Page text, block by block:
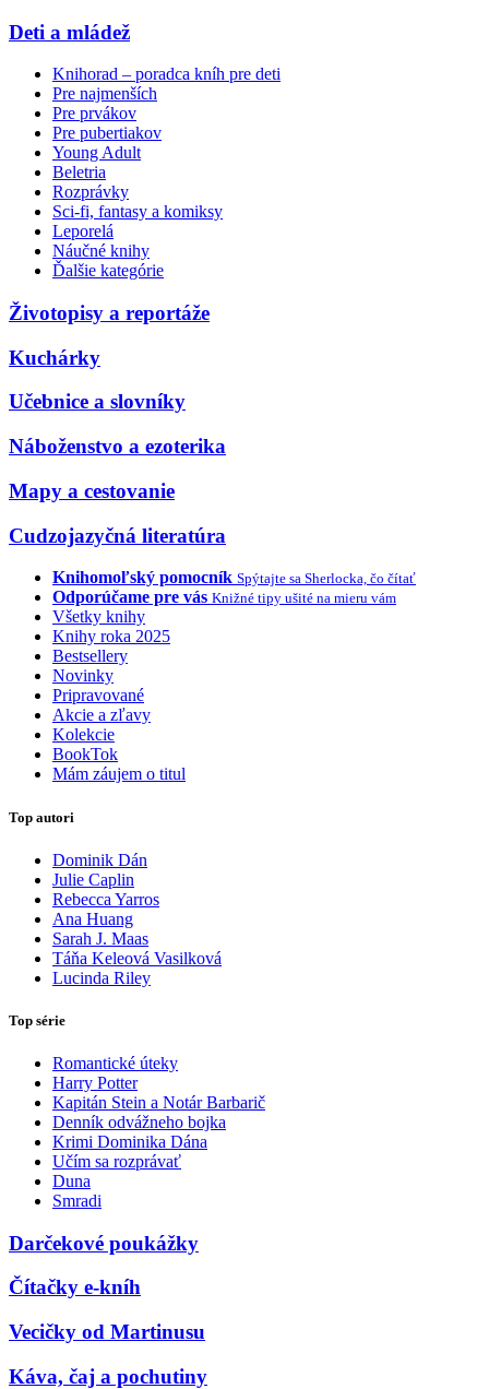
Deti a mládež
Knihorad – poradca kníh pre deti
Pre najmenších
Pre prvákov
Pre pubertiakov
Young Adult
Beletria
Rozprávky
Sci-fi, fantasy a komiksy
Leporelá
Náučné knihy
Ďalšie kategórie
Životopisy a reportáže
Kuchárky
Učebnice a slovníky
Náboženstvo a ezoterika
Mapy a cestovanie
Cudzojazyčná literatúra
Knihomoľský pomocník Spýtajte sa Sherlocka, čo čítať
Odporúčame pre vás Knižné tipy ušité na mieru vám
Všetky knihy
Knihy roka 2025
Bestsellery
Novinky
Pripravované
Akcie a zľavy
Kolekcie
BookTok
Mám záujem o titul
Top autori
Dominik Dán
Julie Caplin
Rebecca Yarros
Ana Huang
Sarah J. Maas
Táňa Keleová Vasilková
Lucinda Riley
Top série
Romantické úteky
Harry Potter
Kapitán Stein a Notár Barbarič
Denník odvážneho bojka
Krimi Dominika Dána
Učím sa rozprávať
Duna
Smradi
Darčekové poukážky
Čítačky e-kníh
Vecičky od Martinusu
Káva, čaj a pochutiny